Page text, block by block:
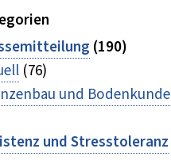
(190)
(76)
und Bodenkunde
und Stresstoleranz